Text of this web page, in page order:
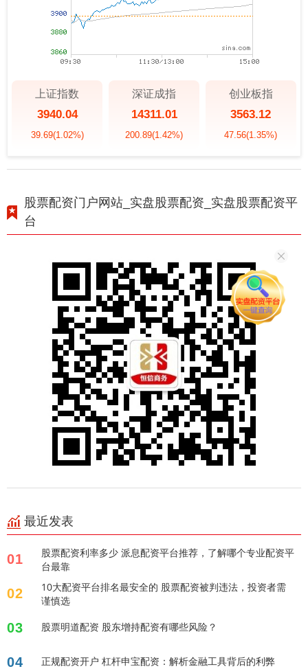
上证指数
3940.04
39.69(1.02%)
深证成指
14311.01
200.89(1.42%)
创业板指
3563.12
47.56(1.35%)
股票配资门户网站_实盘股票配资_实盘股票配资平
台
最近发表
01
股票配资利率多少 派息配资平台推荐，了解哪个专业配资平
台最靠
02
10大配资平台排名最安全的 股票配资被判违法，投资者需
谨慎选
03 股票明道配资 股东增持配资有哪些风险？
04 正规配资开户 杠杆申宝配资：解析金融工具背后的利弊